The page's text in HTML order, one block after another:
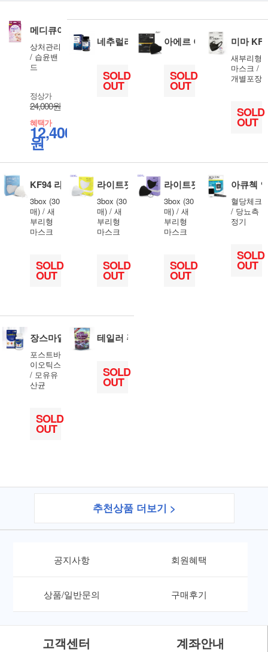
메디큐어 하이드밴드 S
상처관리
/ 습윤밴
드
정상가
24,000원
혜택가
12,400
원
네추럴라이즈 콘드로이친 1200 고함량 60
SOLD
OUT
아에르 어드밴스드 KF94
SOLD
OUT
미마
새부리형
마스크 /
개별포장
SOLD
OUT
KF94 라운드베이직 대형(화이트)
3box (30
매) / 새
부리형
마스크
SOLD
OUT
라이트핏 KF94 대형(화이트)
3box (30
매) / 새
부리형
마스크
SOLD
OUT
라이트핏 KF94 대형(블랙)
3box (30
매) / 새
부리형
마스크
SOLD
OUT
아큐첵
혈당체크
/ 당뇨측
정기
SOLD
OUT
장스마일 생유산균 60캡슐
포스트바
이오틱스
/ 모유유
산균
SOLD
OUT
테일러 푸룬 건자두 50g
SOLD
OUT
추천상품 더보기 >
공지사항 회원혜택
상품/일반문의 구매후기
고객센터 계좌안내